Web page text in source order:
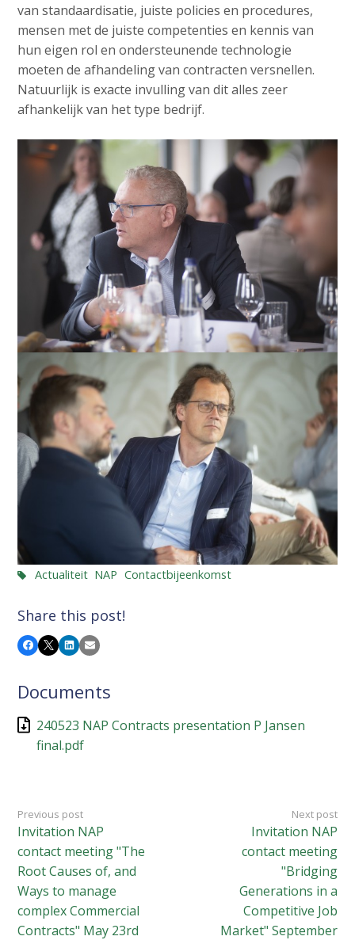
van standaardisatie, juiste policies en procedures,
mensen met de juiste competenties en kennis van
hun eigen rol en ondersteunende technologie
moeten de afhandeling van contracten versnellen.
Natuurlijk is exacte invulling van dit alles zeer
afhankelijk van het type bedrijf.
Actualiteit NAP Contactbijeenkomst
Share this post!
Facebook
X LinkedIn
Email
Documents
240523 NAP Contracts presentation P Jansen
final.pdf
Previous post
Invitation NAP
contact meeting "The
Root Causes of, and
Ways to manage
complex Commercial
Contracts" May 23rd
Next post
Invitation NAP
contact meeting
"Bridging
Generations in a
Competitive Job
Market" September